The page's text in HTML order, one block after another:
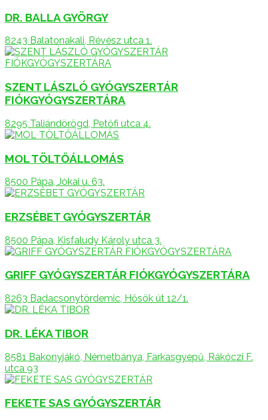
DR. BALLA GYÖRGY
8243 Balatonakali, Révész utca 1.
SZENT LÁSZLÓ GYÓGYSZERTÁR
FIÓKGYÓGYSZERTÁRA
8295 Taliándörögd, Petőfi utca 4.
MOL TÖLTŐÁLLOMÁS
8500 Pápa, Jókai u. 63.
ERZSÉBET GYÓGYSZERTÁR
8500 Pápa, Kisfaludy Károly utca 3.
GRIFF GYÓGYSZERTÁR FIÓKGYÓGYSZERTÁRA
8263 Badacsonytördemic, Hősök út 12/1.
DR. LÉKA TIBOR
8581 Bakonyjákó, Németbánya, Farkasgyepű, Rákóczi F.
utca 93
FEKETE SAS GYÓGYSZERTÁR